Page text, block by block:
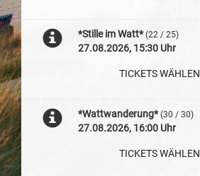
*Stille im Watt* (22 / 25)
27.08.2026, 15:30 Uhr
TICKETS WÄHLEN
*Wattwanderung* (30 / 30)
27.08.2026, 16:00 Uhr
TICKETS WÄHLEN